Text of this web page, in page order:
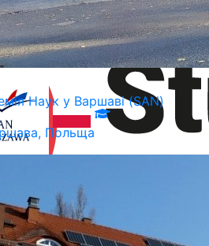
Наук у Варшаві (SAN)
Польща
університет